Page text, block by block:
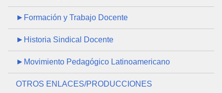
►Formación y Trabajo Docente
►Historia Sindical Docente
►Movimiento Pedagógico Latinoamericano
OTROS ENLACES/PRODUCCIONES